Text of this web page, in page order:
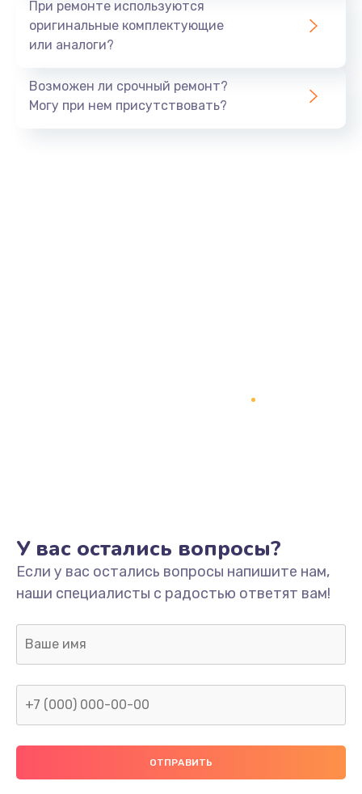
При ремонте используются
оригинальные комплектующие
или аналоги?
Возможен ли срочный ремонт?
Могу при нем присутствовать?
У вас остались вопросы?
Если у вас остались вопросы напишите нам,
наши специалисты с радостью ответят вам!